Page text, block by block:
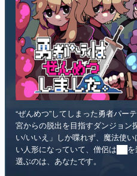
“ぜんめつ”してしまった勇者パー
宮からの脱出を目指すダンジョン
い/いいえ」しか喋れず、魔法使
選ぶのは、あなたです。
インディー RPG
リリース日：2026年第4四半期